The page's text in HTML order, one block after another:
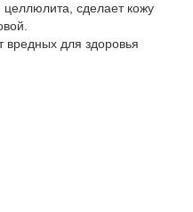
сделает кожу
для здоровья